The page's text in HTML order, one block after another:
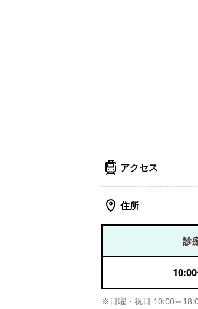
アクセス
住所
診
10:00
※日曜・祝日 10:00～